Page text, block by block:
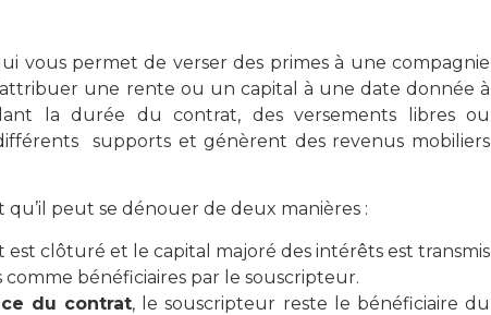
vous permet de verser des primes à une compagnie
une rente ou un capital à une date donnée à
la durée du contrat, des versements libres ou
supports et génèrent des revenus mobiliers
qu’il peut se dénouer de deux manières :
est clôturé et le capital majoré des intérêts est transmis
bénéficiaires par le souscripteur.
du contrat, le souscripteur reste le bénéficiaire du